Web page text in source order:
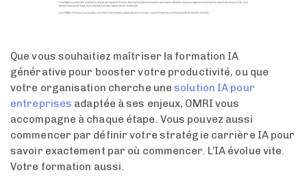
Que vous souhaitiez maîtriser la formation IA
générative pour booster votre productivité, ou que
votre organisation cherche unesolution IA pour
entreprises adaptée à ses enjeux, OMRI vous
accompagne à chaque étape. Vous pouvez aussi
commencer par définir votre stratégie carrière IA pour
savoir exactement par où commencer. L’IA évolue vite.
Votre formation aussi.